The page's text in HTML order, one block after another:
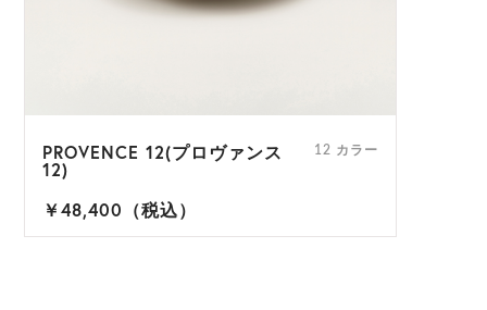
PROVENCE 12(プロヴァンス
12)
12 カラー
￥48,400（税込）